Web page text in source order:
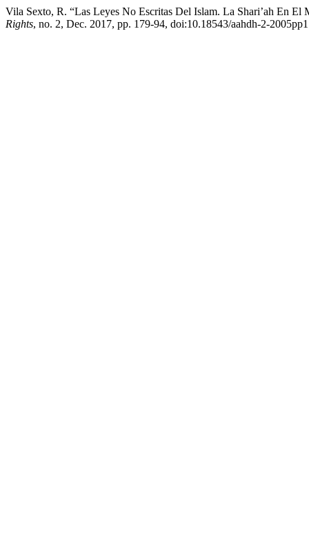
Vila Sexto, R. “Las Leyes No Escritas Del Islam. La Shari’ah En
Rights, no. 2, Dec. 2017, pp. 179-94, doi:10.18543/aahdh-2-